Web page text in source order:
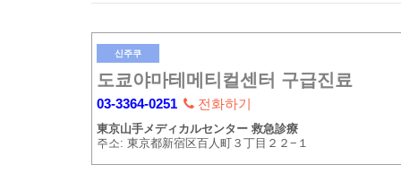
신주쿠
도쿄야마테메티컬센터 구급진료
03-3364-0251 전화하기
東京山手メディカルセンター 救急診療
주소: 東京都新宿区百人町３丁目２２−１